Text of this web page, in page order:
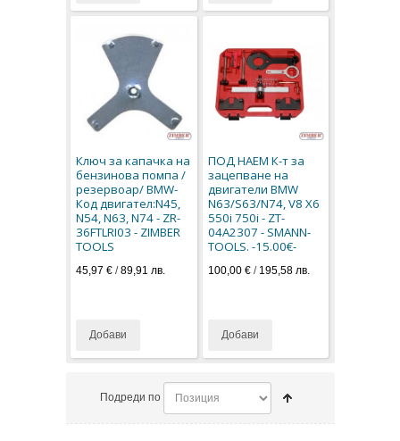
Ключ за капачкa на
бензинова помпа /
резервоар/ BMW-
Код двигател:N45,
N54, N63, N74 - ZR-
36FTLRI03 - ZIMBER
TOOLS
45,97 € /89,91 лв.
Добави
ПОД НАЕМ К-т за
зацепване на
двигатели BMW
N63/S63/N74, V8 X6
550i 750i - ZT-
04A2307 - SMANN-
TOOLS. -15.00€-
100,00 €/ 195,58 лв.
Добави
Подреди по